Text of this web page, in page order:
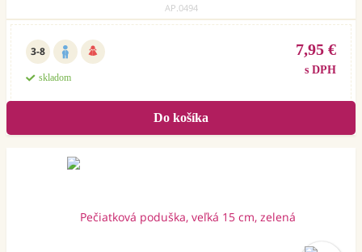
AP.0494
3-8
skladom
7,95 €
s DPH